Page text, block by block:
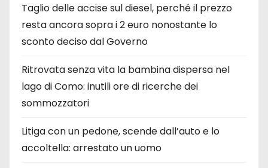
Taglio delle accise sul diesel, perché il prezzo
resta ancora sopra i 2 euro nonostante lo
sconto deciso dal Governo
Ritrovata senza vita la bambina dispersa nel
lago di Como: inutili ore di ricerche dei
sommozzatori
Litiga con un pedone, scende dall’auto e lo
accoltella: arrestato un uomo